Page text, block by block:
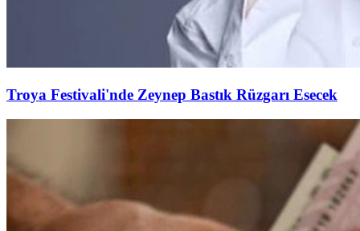
Troya Festivali'nde Zeynep Bastık Rüzgarı Esecek